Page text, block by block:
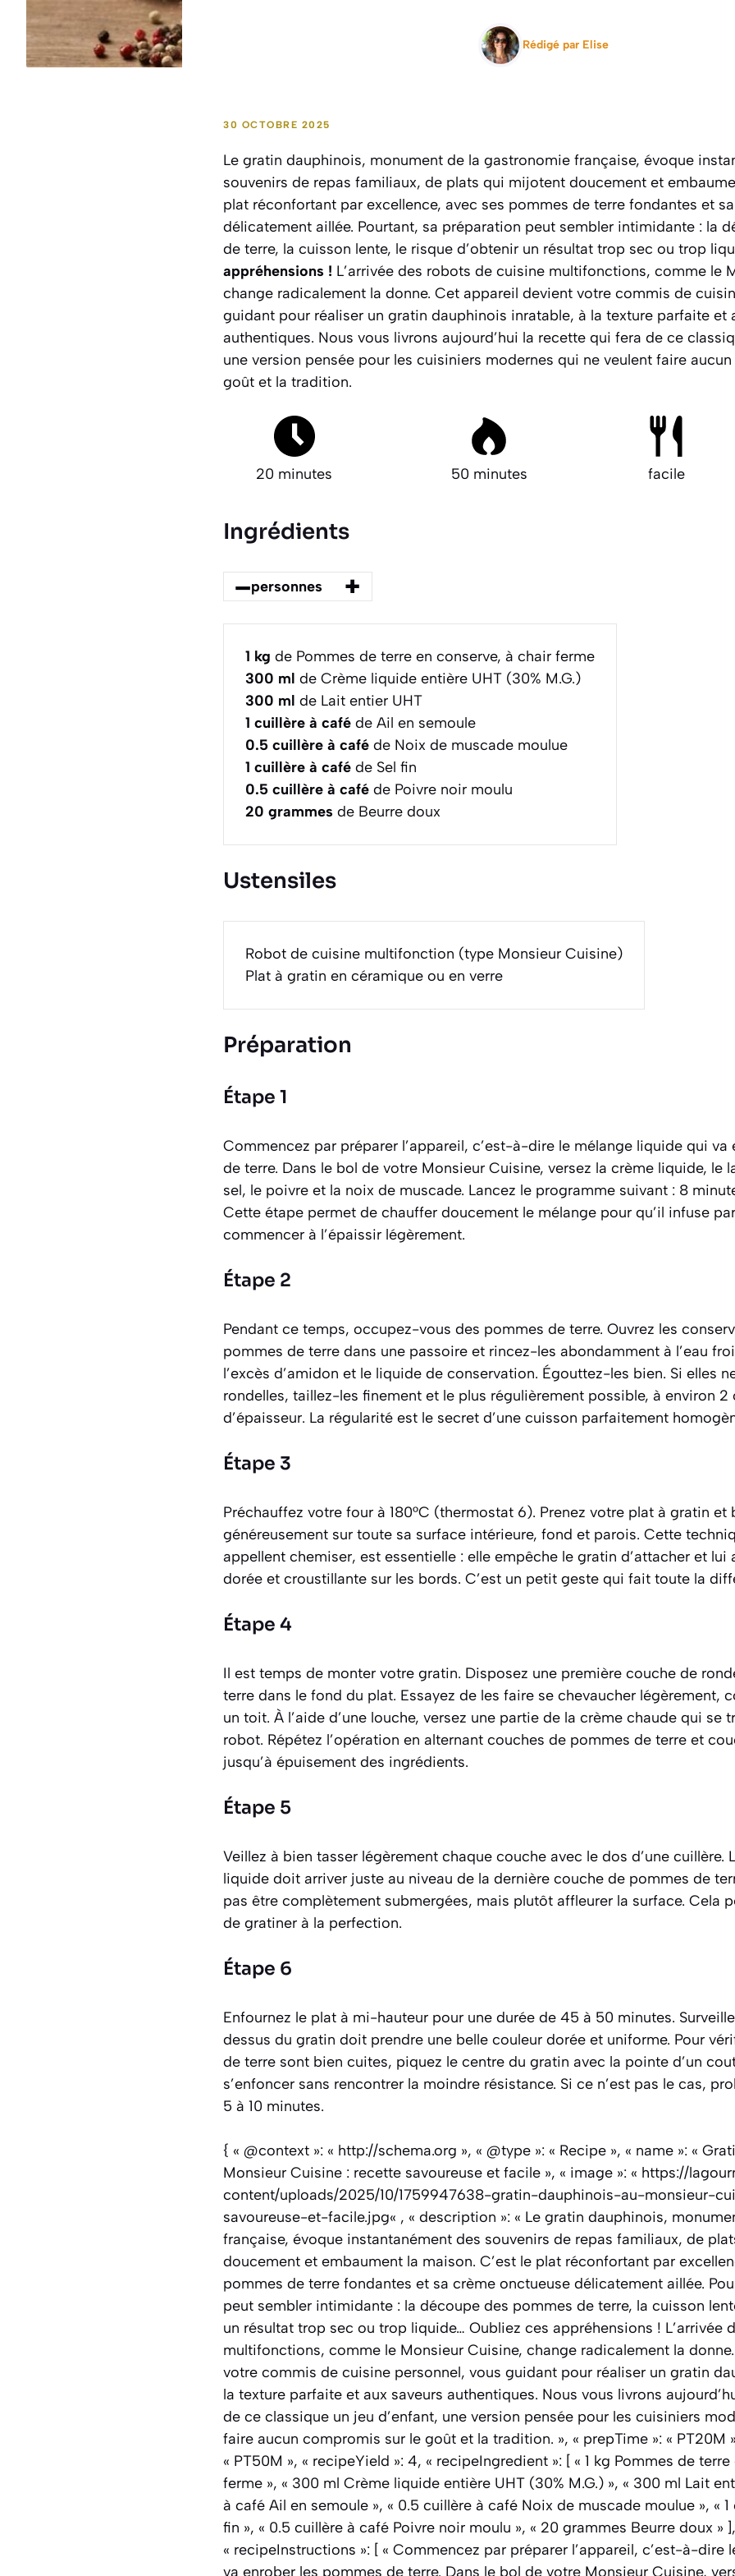
Rédigé par Elise
30 OCTOBRE 2025
Le gratin dauphinois, monument de la gastronomie française, évoque
souvenirs de repas familiaux, de plats qui mijotent doucement et
plat réconfortant par excellence, avec ses pommes de terre fondantes et
délicatement aillée. Pourtant, sa préparation peut sembler intimidante : la
de terre, la cuisson lente, le risque d’obtenir un résultat trop sec ou trop
appréhensions ! L’arrivée des robots de cuisine multifonctions, comme le
change radicalement la donne. Cet appareil devient votre commis de
guidant pour réaliser un gratin dauphinois inratable, à la texture parfaite et
authentiques. Nous vous livrons aujourd’hui la recette qui fera de ce
une version pensée pour les cuisiniers modernes qui ne veulent faire
goût et la tradition.
20 minutes 50 minutes facile
Ingrédients
–personnes +
1 kg de Pommes de terre en conserve, à chair ferme
300 ml de Crème liquide entière UHT (30% M.G.)
300 ml de Lait entier UHT
1 cuillère à café de Ail en semoule
0.5 cuillère à café de Noix de muscade moulue
1 cuillère à café de Sel fin
0.5 cuillère à café de Poivre noir moulu
20 grammes de Beurre doux
Ustensiles
Robot de cuisine multifonction (type Monsieur Cuisine)
Plat à gratin en céramique ou en verre
Préparation
Étape 1
Commencez par préparer l’appareil, c’est-à-dire le mélange liquide qui va
de terre. Dans le bol de votre Monsieur Cuisine, versez la crème liquide, le
sel, le poivre et la noix de muscade. Lancez le programme suivant : 8
Cette étape permet de chauffer doucement le mélange pour qu’il infuse
commencer à l’épaissir légèrement.
Étape 2
Pendant ce temps, occupez-vous des pommes de terre. Ouvrez les
pommes de terre dans une passoire et rincez-les abondamment à l’eau
l’excès d’amidon et le liquide de conservation. Égouttez-les bien. Si elles
rondelles, taillez-les finement et le plus régulièrement possible, à environ
d’épaisseur. La régularité est le secret d’une cuisson parfaitement
Étape 3
Préchauffez votre four à 180°C (thermostat 6). Prenez votre plat à gratin et
généreusement sur toute sa surface intérieure, fond et parois. Cette
appellent chemiser, est essentielle : elle empêche le gratin d’attacher et lui
dorée et croustillante sur les bords. C’est un petit geste qui fait toute la
Étape 4
Il est temps de monter votre gratin. Disposez une première couche de
terre dans le fond du plat. Essayez de les faire se chevaucher légèrement,
un toit. À l’aide d’une louche, versez une partie de la crème chaude qui se
robot. Répétez l’opération en alternant couches de pommes de terre et
jusqu’à épuisement des ingrédients.
Étape 5
Veillez à bien tasser légèrement chaque couche avec le dos d’une cuillère.
liquide doit arriver juste au niveau de la dernière couche de pommes de
pas être complètement submergées, mais plutôt affleurer la surface. Cela
de gratiner à la perfection.
Étape 6
Enfournez le plat à mi-hauteur pour une durée de 45 à 50 minutes.
dessus du gratin doit prendre une belle couleur dorée et uniforme. Pour
de terre sont bien cuites, piquez le centre du gratin avec la pointe d’un
s’enfoncer sans rencontrer la moindre résistance. Si ce n’est pas le cas,
5 à 10 minutes.
{ « @context »: « http://schema.org », « @type »: « Recipe », « name »: «
Monsieur Cuisine : recette savoureuse et facile », « image »: « https://
content/uploads/2025/10/1759947638-gratin-dauphinois-au-monsieur-
savoureuse-et-facile.jpg« , « description »: « Le gratin dauphinois,
française, évoque instantanément des souvenirs de repas familiaux, de
doucement et embaument la maison. C’est le plat réconfortant par
pommes de terre fondantes et sa crème onctueuse délicatement aillée.
peut sembler intimidante : la découpe des pommes de terre, la cuisson
un résultat trop sec ou trop liquide… Oubliez ces appréhensions ! L’arrivée
multifonctions, comme le Monsieur Cuisine, change radicalement la
votre commis de cuisine personnel, vous guidant pour réaliser un gratin
la texture parfaite et aux saveurs authentiques. Nous vous livrons
de ce classique un jeu d’enfant, une version pensée pour les cuisiniers
faire aucun compromis sur le goût et la tradition. », « prepTime »: « PT20M
« PT50M », « recipeYield »: 4, « recipeIngredient »: [ « 1 kg Pommes de
ferme », « 300 ml Crème liquide entière UHT (30% M.G.) », « 300 ml Lait
à café Ail en semoule », « 0.5 cuillère à café Noix de muscade moulue », «
fin », « 0.5 cuillère à café Poivre noir moulu », « 20 grammes Beurre doux » ],
« recipeInstructions »: [ « Commencez par préparer l’appareil, c’est-à-dire
va enrober les pommes de terre. Dans le bol de votre Monsieur Cuisine,